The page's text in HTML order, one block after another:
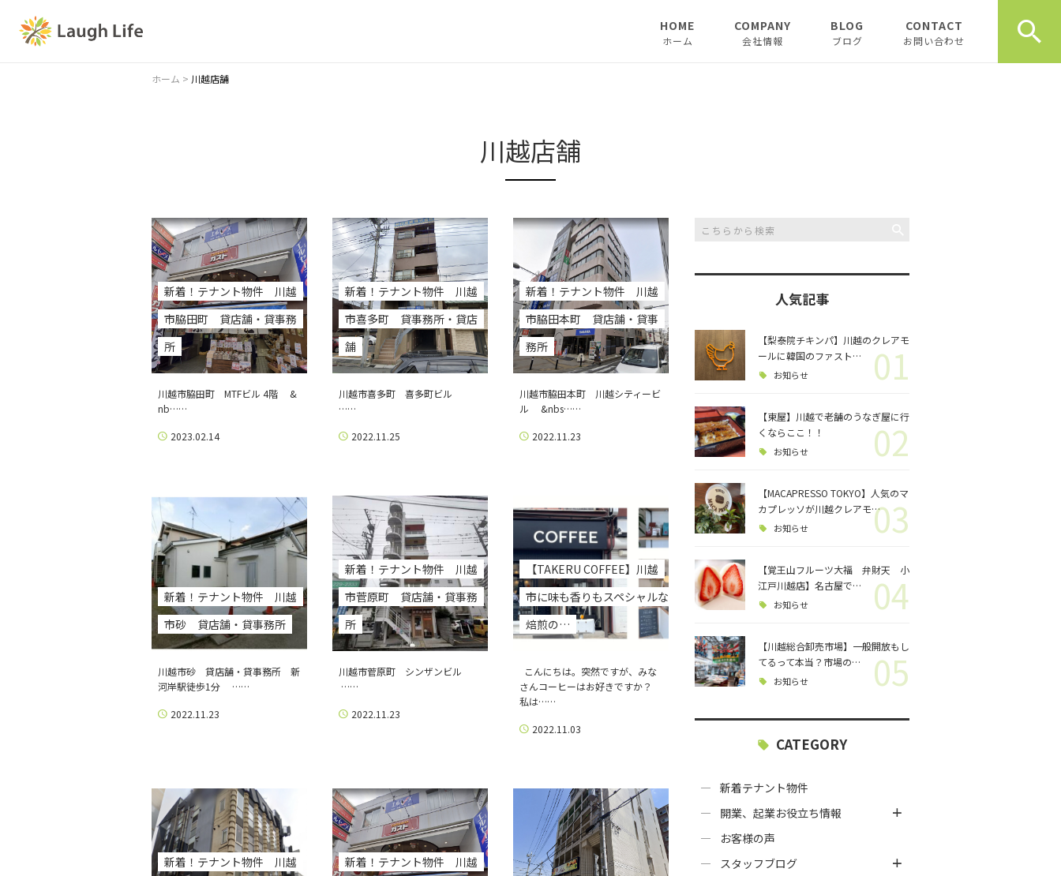
HOME
ホーム
COMPANY
会社情報
BLOG
ブログ
チュンダの餃子 復活プ
ロジェクト
CONTACT
お問い合わせ
ホーム > 川越店舗
川越店舗
新着！テナント物件 川越
市脇田町 貸店舗・貸事務
所
川越市脇田町 MTFビル 4階 &
nb……
2023.02.14
新着！テナント物件 川越
市喜多町 貸事務所・貸店
舗
川越市喜多町 喜多町ビル
……
2022.11.25
新着！テナント物件 川越
市脇田本町 貸店舗・貸事
務所
川越市脇田本町 川越シティービ
ル &nbs……
2022.11.23
新着！テナント物件 川越
市砂 貸店舗・貸事務所
川越市砂 貸店舗・貸事務所 新
河岸駅徒歩1分 ……
2022.11.23
新着！テナント物件 川越
市菅原町 貸店舗・貸事務
所
川越市菅原町 シンザンビル
……
2022.11.23
【TAKERU COFFEE】川越
市に味も香りもスペシャルな
焙煎の…
こんにちは。突然ですが、みな
さんコーヒーはお好きですか？
私は……
2022.11.03
新着！テナント物件 川越
新着！テナント物件 川越
人気記事
【梨泰院チキンパ】川越のクレアモ
ールに韓国のファスト…
お知らせ 01
【東屋】川越で老舗のうなぎ屋に行
くならここ！！
お知らせ 02
【MACAPRESSO TOKYO】人気のマ
カプレッソが川越クレアモ…
お知らせ 03
【覚王山フルーツ大福 弁財天 小
江戸川越店】名古屋で…
お知らせ 04
【川越総合卸売市場】一般開放もし
てるって本当？市場の…
お知らせ 05
CATEGORY
新着テナント物件
開業、起業お役立ち情報
お客様の声
スタッフブログ